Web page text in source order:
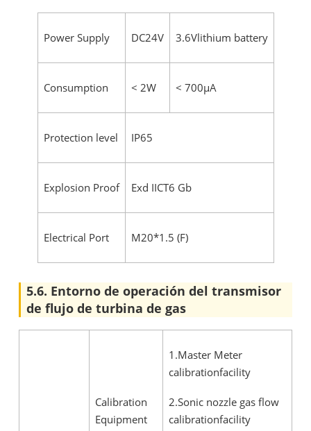
Power Supply DC24V 3.6Vlithium battery
Consumption < 2W < 700μA
Protection level IP65
Explosion Proof Exd IICT6 Gb
Electrical Port M20*1.5 (F)
5.6. Entorno de operación del transmisor
de flujo de turbina de gas
Calibration
Equipment
1.Master Meter
calibrationfacility
2.Sonic nozzle gas flow
calibrationfacility